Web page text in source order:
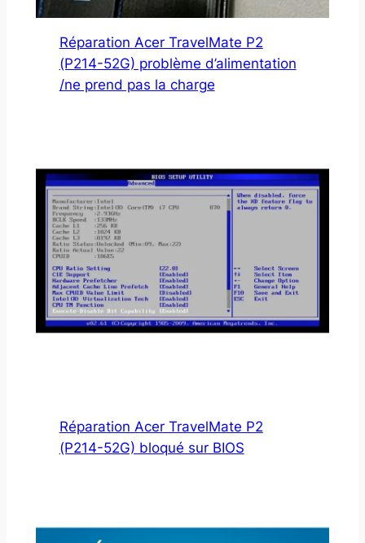
Réparation Acer TravelMate P2
(P214-52G) problème d’alimentation
/ne prend pas la charge
Réparation Acer TravelMate P2
(P214-52G) bloqué sur BIOS